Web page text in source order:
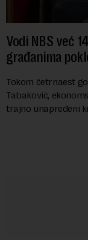
Vodi NBS već
građanima
Tokom četrnaest
Tabaković,
trajno unapređeni